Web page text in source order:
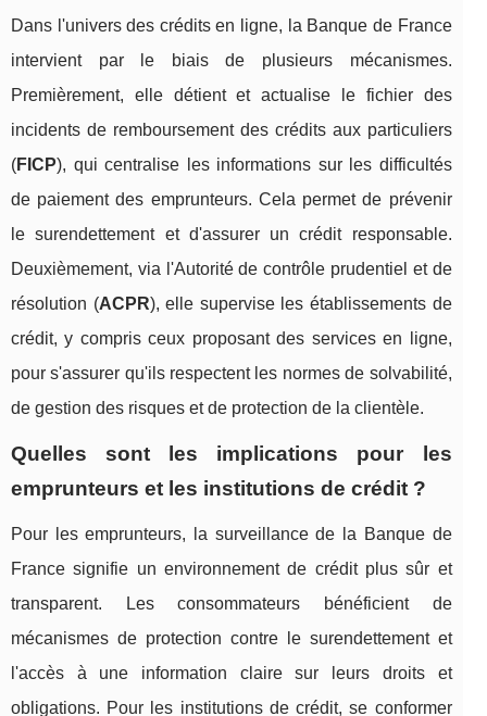
Dans l'univers des crédits en ligne, la Banque de France
intervient par le biais de plusieurs mécanismes.
Premièrement, elle détient et actualise le fichier des
incidents de remboursement des crédits aux particuliers
(FICP), qui centralise les informations sur les difficultés
de paiement des emprunteurs. Cela permet de prévenir
le surendettement et d'assurer un crédit responsable.
Deuxièmement, via l'Autorité de contrôle prudentiel et de
résolution (ACPR), elle supervise les établissements de
crédit, y compris ceux proposant des services en ligne,
pour s'assurer qu'ils respectent les normes de solvabilité,
de gestion des risques et de protection de la clientèle.
Quelles sont les implications pour les
emprunteurs et les institutions de crédit ?
Pour les emprunteurs, la surveillance de la Banque de
France signifie un environnement de crédit plus sûr et
transparent. Les consommateurs bénéficient de
mécanismes de protection contre le surendettement et
l'accès à une information claire sur leurs droits et
obligations. Pour les institutions de crédit, se conformer